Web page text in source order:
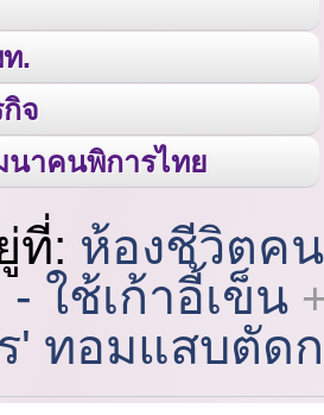
.
จ
าคนพิการไทย
ที่: ห้องชีวิตค
- ใช้เก้าอี้เข็น
' ทอมแสบตัด